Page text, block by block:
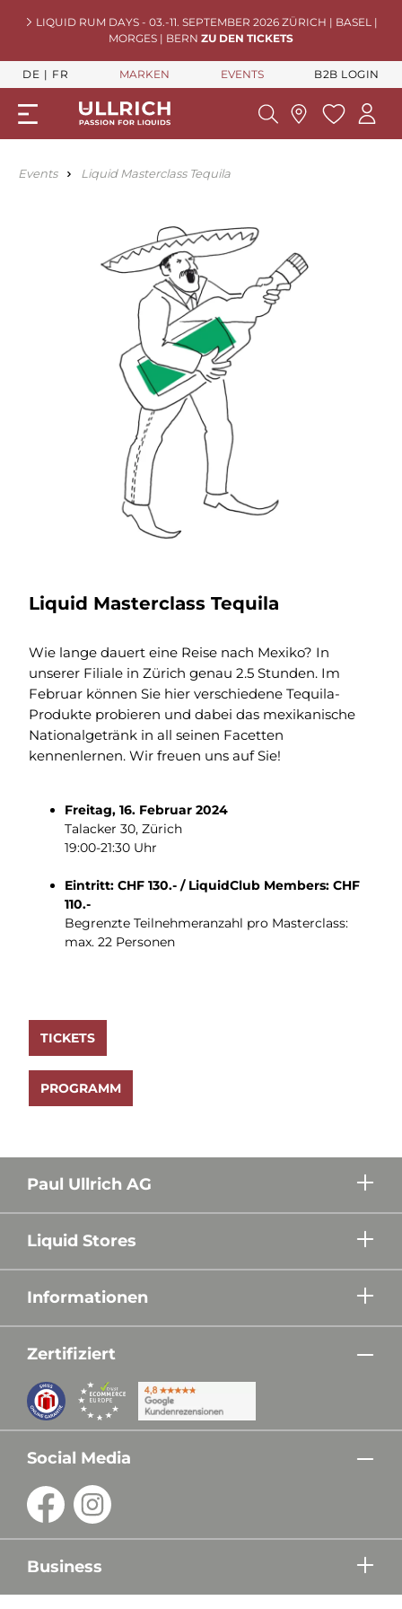
LIQUID RUM DAYS - 03.-11. SEPTEMBER 2026 ZÜRICH | BASEL |
MORGES | BERN ZU DEN TICKETS
DE FR MARKEN EVENTS B2B LOGIN
Events Liquid Masterclass Tequila
Liquid Masterclass Tequila
Wie lange dauert eine Reise nach Mexiko? In
unserer Filiale in Zürich genau 2.5 Stunden. Im
Februar können Sie hier verschiedene Tequila-
Produkte probieren und dabei das mexikanische
Nationalgetränk in all seinen Facetten
kennenlernen. Wir freuen uns auf Sie!
Freitag, 16. Februar 2024
Talacker 30, Zürich
19:00-21:30 Uhr
Eintritt: CHF 130.- / LiquidClub Members: CHF
110.-
Begrenzte Teilnehmeranzahl pro Masterclass:
max. 22 Personen
TICKETS
PROGRAMM
Paul Ullrich AG
Liquid Stores
Informationen
Zertifiziert
Social Media
Business